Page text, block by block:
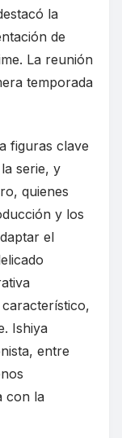
la
de
La reunión
temporada
figuras clave
serie, y
quienes
y los
el
Ishiya
entre
con la